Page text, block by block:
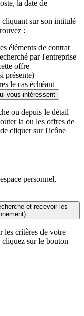
la date de
cliquant sur son intitulé
:
éléments de contrat
par l'entreprise
offre
présente)
le cas échéant
vous intéressent
ou depuis le détail
la ou les offres de
cliquer sur l'icône
personnel,
et recevoir les
les critères de votre
sur le bouton